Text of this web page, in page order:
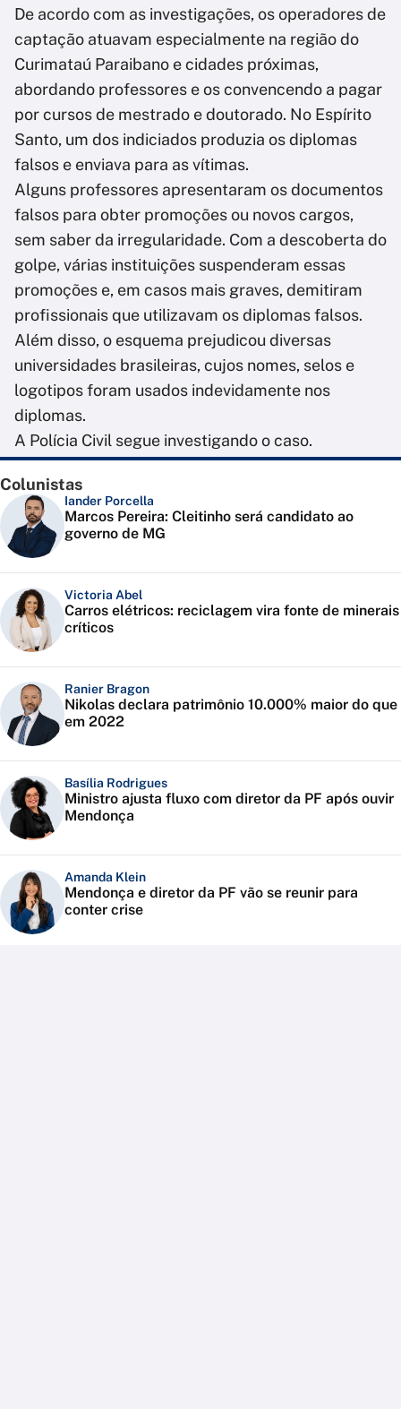
De acordo com as investigações, os operadores de
captação atuavam especialmente na região do
Curimataú Paraibano e cidades próximas,
abordando professores e os convencendo a pagar
por cursos de mestrado e doutorado. No Espírito
Santo, um dos indiciados produzia os diplomas
falsos e enviava para as vítimas.
Alguns professores apresentaram os documentos
falsos para obter promoções ou novos cargos,
sem saber da irregularidade. Com a descoberta do
golpe, várias instituições suspenderam essas
promoções e, em casos mais graves, demitiram
profissionais que utilizavam os diplomas falsos.
Além disso, o esquema prejudicou diversas
universidades brasileiras, cujos nomes, selos e
logotipos foram usados indevidamente nos
diplomas.
A Polícia Civil segue investigando o caso.
Colunistas
Iander Porcella
Marcos Pereira: Cleitinho será candidato ao
governo de MG
Victoria Abel
Carros elétricos: reciclagem vira fonte de minerais
críticos
Ranier Bragon
Nikolas declara patrimônio 10.000% maior do que
em 2022
Basília Rodrigues
Ministro ajusta fluxo com diretor da PF após ouvir
Mendonça
Amanda Klein
Mendonça e diretor da PF vão se reunir para
conter crise